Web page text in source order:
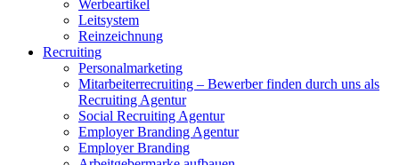
Werbeartikel
Leitsystem
Reinzeichnung
Recruiting
Personalmarketing
Mitarbeiterrecruiting – Bewerber finden durch uns als
Recruiting Agentur
Social Recruiting Agentur
Employer Branding Agentur
Employer Branding